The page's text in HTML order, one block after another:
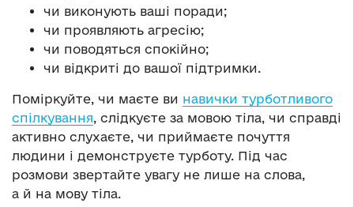
чи виконують ваші поради;
чи проявляють агресію;
чи поводяться спокійно;
чи відкриті до вашої підтримки.
Поміркуйте, чи маєте ви навички турботливого
спілкування, слідкуєте за мовою тіла, чи справді
активно слухаєте, чи приймаєте почуття
людини і демонструєте турботу. Під час
розмови звертайте увагу не лише на слова,
а й на мову тіла.